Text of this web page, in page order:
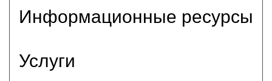
Информационные ресурсы
Услуги